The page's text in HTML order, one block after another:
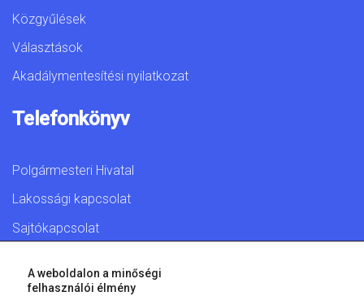
Közgyűlések
Választások
Akadálymentesítési nyilatkozat
Telefonkönyv
Polgármesteri Hivatal
Lakossági kapcsolat
Sajtókapcsolat
A weboldalon a minőségi
felhasználói élmény